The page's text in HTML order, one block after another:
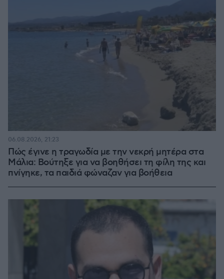
Πώς έγινε η τραγωδία με την νεκρή μητέρα στα
Μάλια: Βούτηξε για να βοηθήσει τη φίλη της και
πνίγηκε, τα παιδιά φώναζαν για βοήθεια
06.08.2026, 21:23